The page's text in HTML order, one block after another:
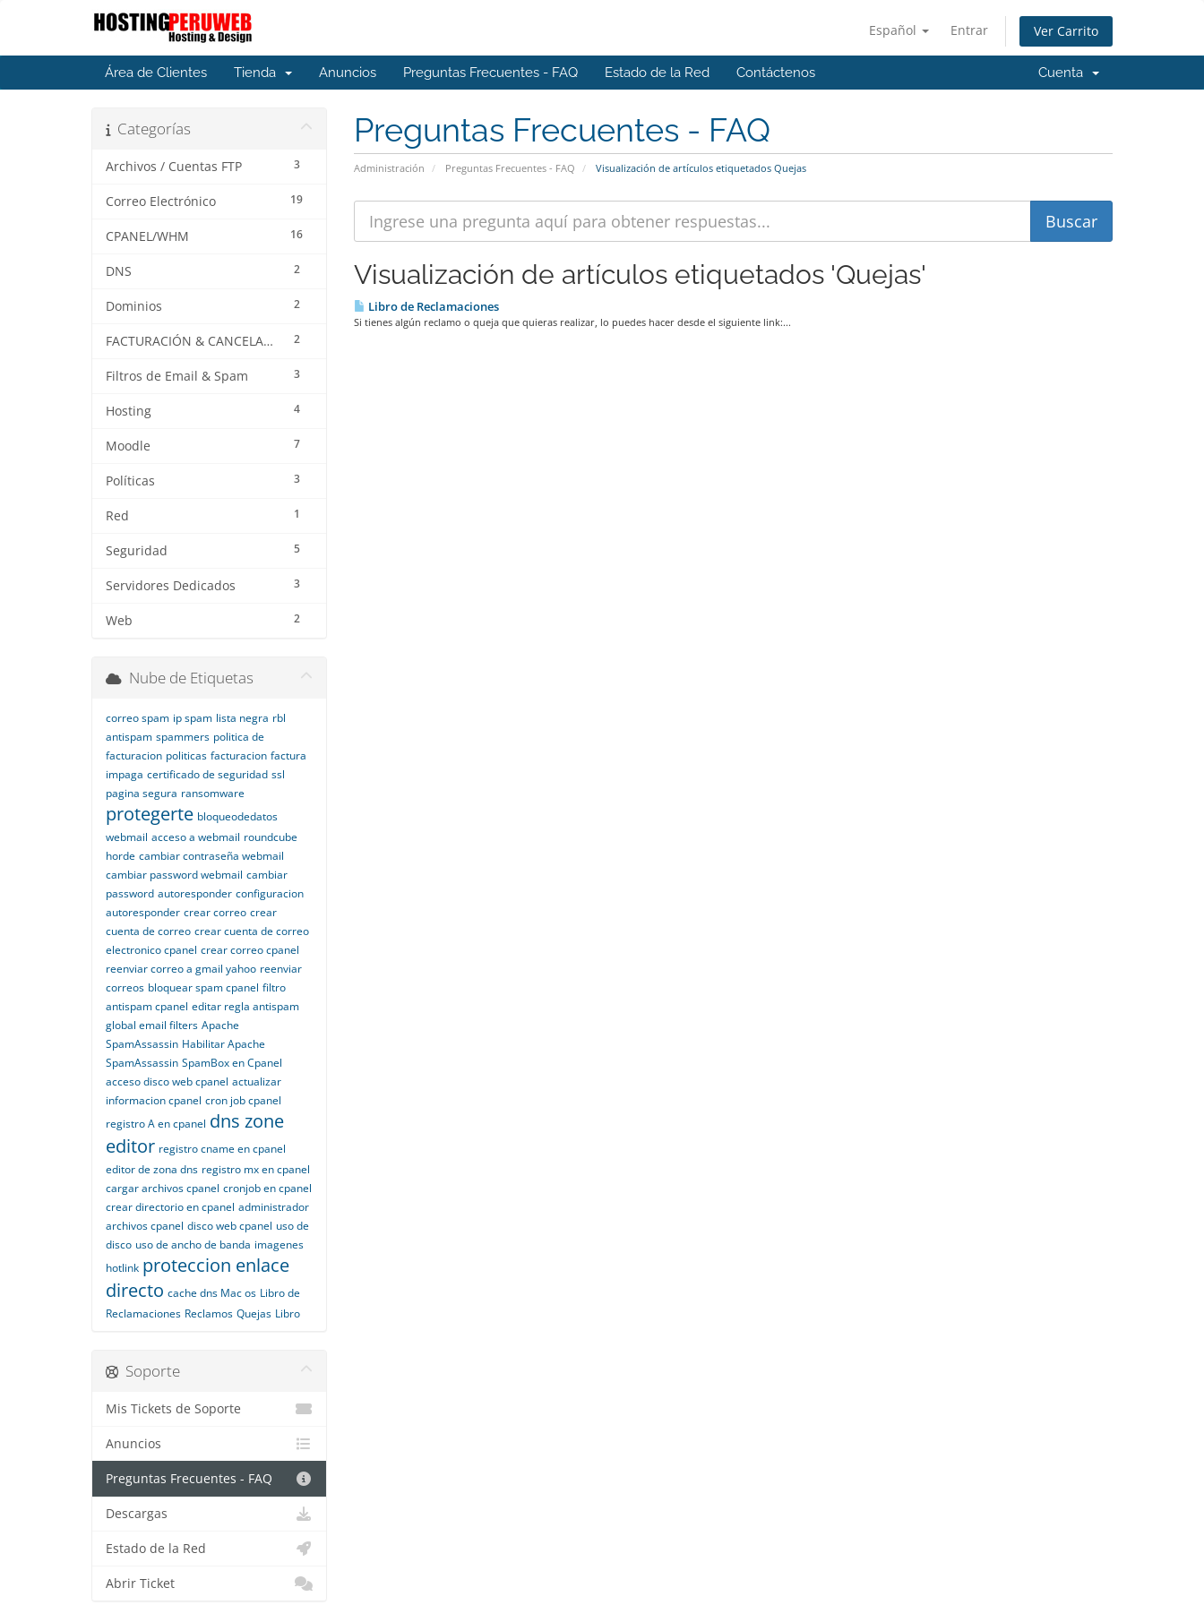
Español Entrar Ver Carrito
Área de Clientes Tienda Anuncios Preguntas Frecuentes - FAQ Estado de la Red Contáctenos Cuenta
Preguntas Frecuentes - FAQ
Administración Preguntas Frecuentes - FAQ Visualización de artículos etiquetados Quejas
Categorías
3
Archivos / Cuentas FTP
19
Correo Electrónico
16
CPANEL/WHM
2
DNS
2
Dominios
2
FACTURACIÓN & CANCELACIÓN
3
Filtros de Email & Spam
4
Hosting
7
Moodle
3
Políticas
1
Red
5
Seguridad
3
Servidores Dedicados
2
Web
Visualización de artículos etiquetados 'Quejas'
Libro de Reclamaciones
Si tienes algún reclamo o queja que quieras realizar, lo puedes hacer desde el siguiente link:...
Nube de Etiquetas
correo spam ip spam lista negra rbl
antispam spammers politica de
facturacion politicas facturacion factura
impaga certificado de seguridad ssl
pagina segura ransomware
protegerte bloqueodedatos
webmail acceso a webmail roundcube
horde cambiar contraseña webmail
cambiar password webmail cambiar
password autoresponder configuracion
autoresponder crear correo crear
cuenta de correo crear cuenta de correo
electronico cpanel crear correo cpanel
reenviar correo a gmail yahoo reenviar
correos bloquear spam cpanel filtro
antispam cpanel editar regla antispam
global email filters Apache
SpamAssassin Habilitar Apache
SpamAssassin SpamBox en Cpanel
acceso disco web cpanel actualizar
informacion cpanel cron job cpanel
registro A en cpanel dns zone
editor registro cname en cpanel
editor de zona dns registro mx en cpanel
cargar archivos cpanel cronjob en cpanel
crear directorio en cpanel administrador
archivos cpanel disco web cpanel uso de
disco uso de ancho de banda imagenes
hotlink proteccion enlace
directo cache dns Mac os Libro de
Reclamaciones Reclamos Quejas Libro
Soporte
Mis Tickets de Soporte
Anuncios
Preguntas Frecuentes - FAQ
Descargas
Estado de la Red
Abrir Ticket